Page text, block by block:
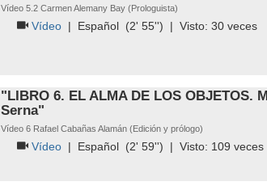
Vídeo 5.2 Carmen Alemany Bay (Prologuista)
Vídeo| Español(2' 55'') | Visto: 30veces
"LIBRO 6. EL ALMA DE LOS OBJETOS.
Serna"
Vídeo 6 Rafael Cabañas Alamán (Edición y prólogo)
Vídeo| Español(2' 59'') | Visto: 109 veces